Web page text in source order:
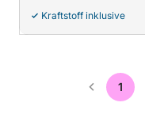
Kraftstoff inklusive
1